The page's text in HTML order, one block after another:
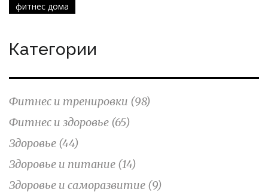
фитнес дома
Категории
Фитнес и тренировки (98)
Фитнес и здоровье (65)
Здоровье (44)
Здоровье и питание (14)
Здоровье и саморазвитие (9)